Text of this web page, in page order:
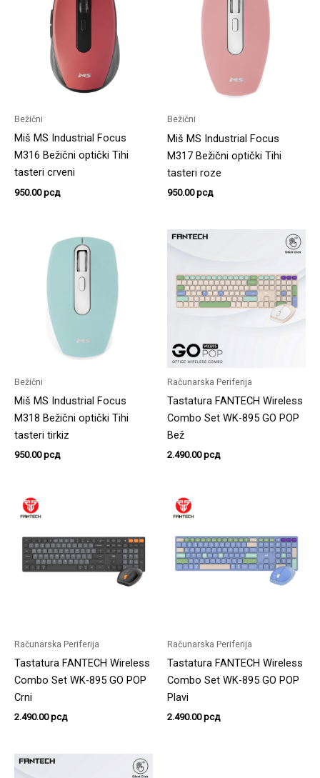
Bežični
Miš MS Industrial Focus
M316 Bežični optički Tihi
tasteri crveni
950.00рсд
Bežični
Miš MS Industrial Focus
M317 Bežični optički Tihi
tasteri roze
950.00рсд
Bežični
Miš MS Industrial Focus
M318 Bežični optički Tihi
tasteri tirkiz
950.00рсд
Računarska Periferija
Tastatura FANTECH Wireless
Combo Set WK-895 GO POP
Bež
2.490.00рсд
Računarska Periferija
Tastatura FANTECH Wireless
Combo Set WK-895 GO POP
Crni
2.490.00рсд
Računarska Periferija
Tastatura FANTECH Wireless
Combo Set WK-895 GO POP
Plavi
2.490.00рсд